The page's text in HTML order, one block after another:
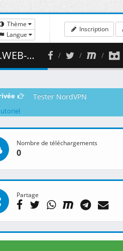
Thème
Langue
Inscription
MB )
Tester NordVPN
Nombre de téléchargements
0
Partage